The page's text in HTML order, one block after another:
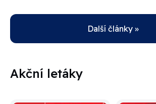
Další články »
Akční letáky